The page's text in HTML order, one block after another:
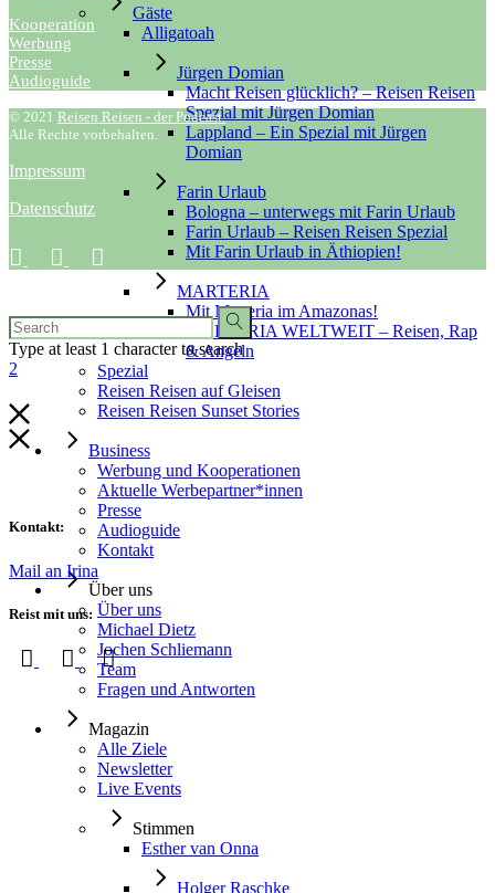
Gäste
Alligatoah
Jürgen Domian
Macht Reisen glücklich? – Reisen Reisen
Spezial mit Jürgen Domian
Lappland – Ein Spezial mit Jürgen
Domian
Farin Urlaub
Bologna – unterwegs mit Farin Urlaub
Farin Urlaub – Reisen Reisen Spezial
Mit Farin Urlaub in Äthiopien!
MARTERIA
Mit Marteria im Amazonas!
MARTERIA WELTWEIT – Reisen, Rap
& Angeln
Spezial
Reisen Reisen auf Gleisen
Reisen Reisen Sunset Stories
Business
Werbung und Kooperationen
Aktuelle Werbepartner*innen
Presse
Audioguide
Kontakt
Über uns
Über uns
Michael Dietz
Jochen Schliemann
Team
Fragen und Antworten
Magazin
Alle Ziele
Newsletter
Live Events
Stimmen
Esther van Onna
Holger Raschke
Kooperation
Werbung
Presse
Audioguide
© 2021 Reisen Reisen - der Podcast.
Alle Rechte vorbehalten.
Impressum
Datenschutz
Type at least 1 character to search
Kontakt:
Mail an Irina
Reist mit uns: